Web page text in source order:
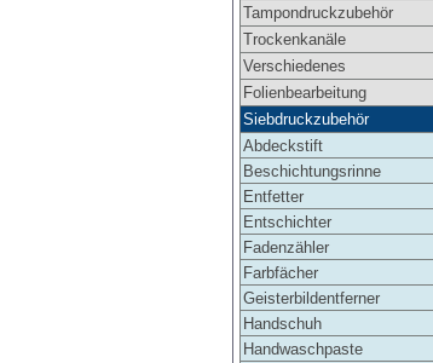
Tampondruckzubehör
Trockenkanäle
Verschiedenes
Folienbearbeitung
Siebdruckzubehör
Abdeckstift
Beschichtungsrinne
Entfetter
Entschichter
Fadenzähler
Farbfächer
Geisterbildentferner
Handschuh
Handwaschpaste